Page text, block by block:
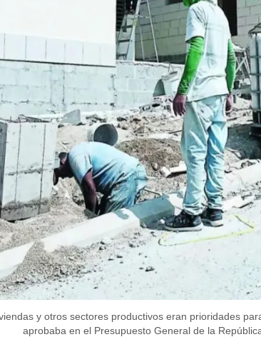
y otros sectores productivos eran prioridades
aprobaba en el Presupuesto General de la